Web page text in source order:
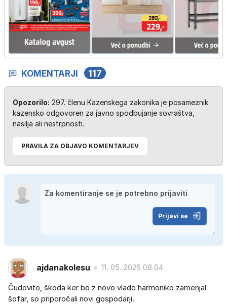
KOMENTARJI 117
Opozorilo: 297. členu Kazenskega zakonika je posameznik
kazensko odgovoren za javno spodbujanje sovraštva,
nasilja ali nestrpnosti.
PRAVILA ZA OBJAVO KOMENTARJEV
Prijavi se
ajdanakolesu 11. 05. 2026 08.04
Čudovito, škoda ker bo z novo vlado harmoniko zamenjal
šofar, so priporočali novi gospodarji.